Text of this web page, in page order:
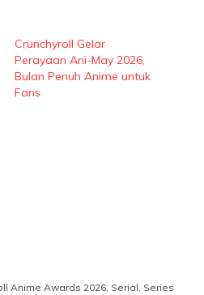
Crunchyroll Gelar
Perayaan Ani-May 2026,
Bulan Penuh Anime untuk
Fans
Anime Awards 2026, Serial, Series